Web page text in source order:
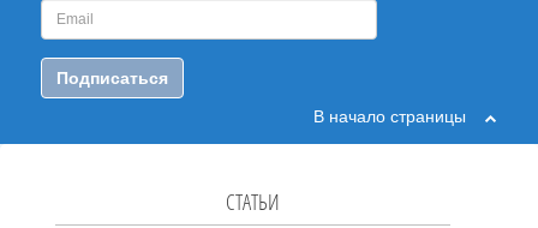
Подписаться
В начало страницы
СТАТЬИ